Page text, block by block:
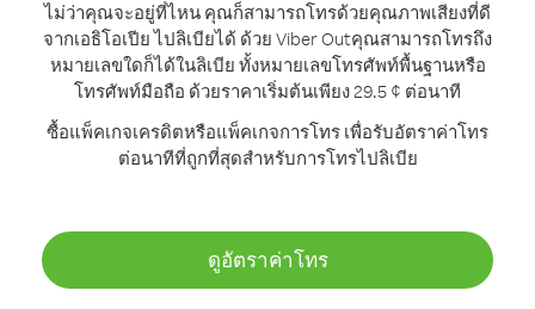
ไม่ว่าคุณจะอยู่ที่ไหน คุณก็สามารถโทรด้วยคุณภาพเสียงที่ดี
จากเอธิโอเปีย ไปลิเบียได้ ด้วย Viber Outคุณสามารถโทรถึง
หมายเลขใดก็ได้ในลิเบีย ทั้งหมายเลขโทรศัพท์พื้นฐานหรือ
โทรศัพท์มือถือ ด้วยราคาเริ่มต้นเพียง 29.5 ¢ ต่อนาที
ซื้อแพ็คเกจเครดิตหรือแพ็คเกจการโทร เพื่อรับอัตราค่าโทร
ต่อนาทีที่ถูกที่สุดสำหรับการโทรไปลิเบีย
ดูอัตราค่าโทร